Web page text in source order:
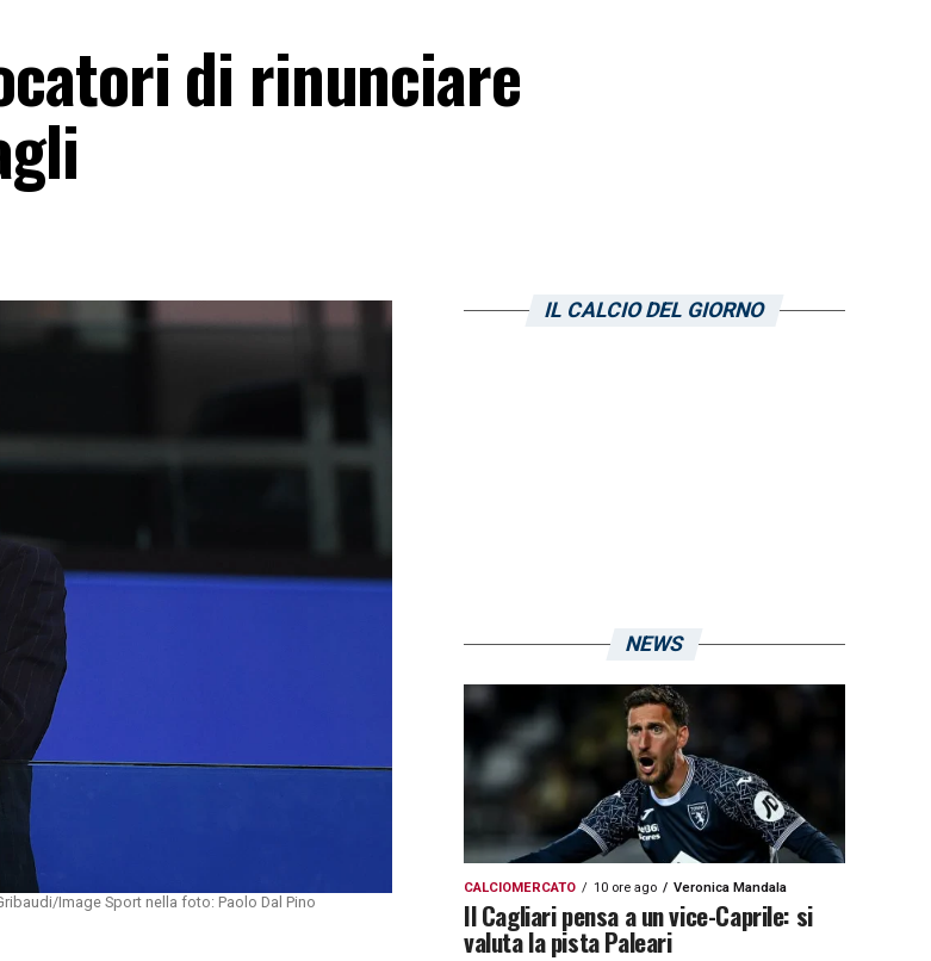
di rinunciare
Image Sport nella foto: Paolo Dal Pino
IL CALCIO DEL GIORNO
NEWS
CALCIOMERCATO 10 ore ago Veronica Mandala
Il Cagliari pensa a un vice-Caprile: si
valuta la pista Paleari